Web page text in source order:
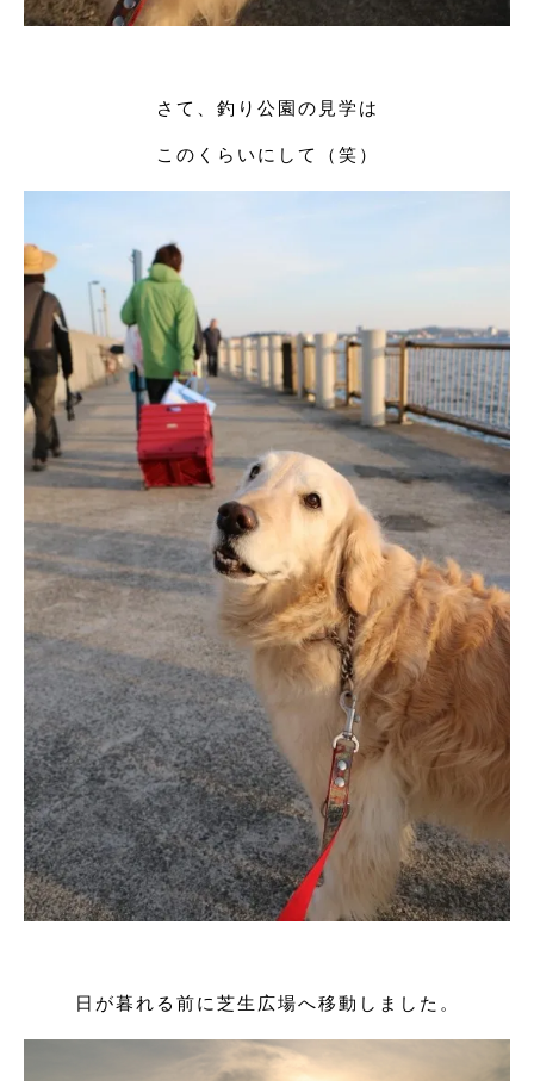
さて、釣り公園の見学は
このくらいにして（笑）
日が暮れる前に芝生広場へ移動しました。